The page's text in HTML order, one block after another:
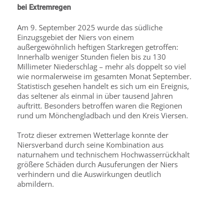
bei Extremregen
Am 9. September 2025 wurde das südliche
Einzugsgebiet der Niers von einem
außergewöhnlich heftigen Starkregen getroffen:
Innerhalb weniger Stunden fielen bis zu 130
Millimeter Niederschlag – mehr als doppelt so viel
wie normalerweise im gesamten Monat September.
Statistisch gesehen handelt es sich um ein Ereignis,
das seltener als einmal in über tausend Jahren
auftritt. Besonders betroffen waren die Regionen
rund um Mönchengladbach und den Kreis Viersen.
Trotz dieser extremen Wetterlage konnte der
Niersverband durch seine Kombination aus
naturnahem und technischem Hochwasserrückhalt
größere Schäden durch Ausuferungen der Niers
verhindern und die Auswirkungen deutlich
abmildern.